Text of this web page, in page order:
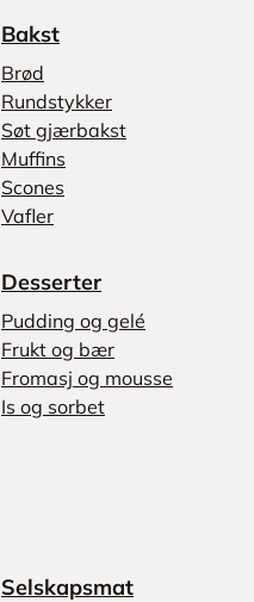
Bakst
Brød
Rundstykker
Søt gjærbakst
Muffins
Scones
Vafler
Desserter
Pudding og gelé
Frukt og bær
Fromasj og mousse
Is og sorbet
Selskapsmat